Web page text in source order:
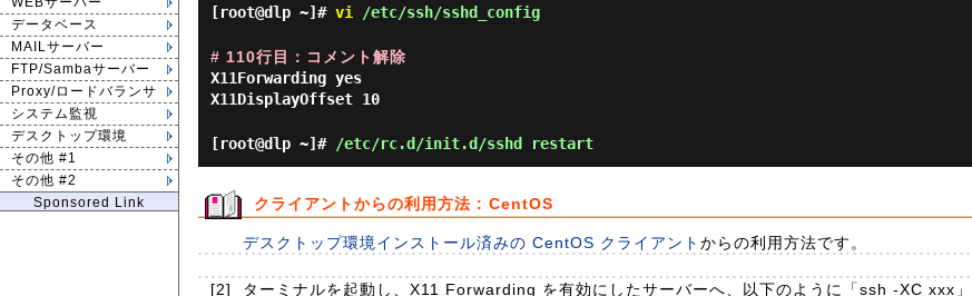
データベース
MAILサーバー
FTP/Sambaサーバー
Proxy/ロードバランサ
システム監視
デスクトップ環境
その他 #1
その他 #2
Sponsored Link
[root@dlp ~]# vi /etc/ssh/sshd_config
# 110行目：コメント解除
X11Forwarding yes
X11DisplayOffset 10
[root@dlp ~]# /etc/rc.d/init.d/sshd restart
クライアントからの利用方法 : CentOS
デスクトップ環境インストール済みの CentOS クライアント からの利用方法です。
[2]
ターミナルを起動し、X11 Forwarding を有効にしたサーバーへ、以下のように「ssh -XC xxx